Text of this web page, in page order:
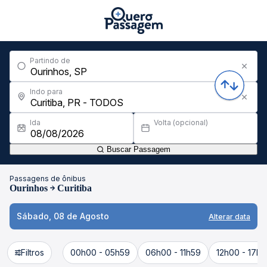
Partindo de
Indo para
Ida Volta (opcional)
Buscar Passagem
Passagens de ônibus
Ourinhos Curitiba
Sábado, 08 de Agosto Alterar data
Filtros 00h00 - 05h59 06h00 - 11h59 12h00 -